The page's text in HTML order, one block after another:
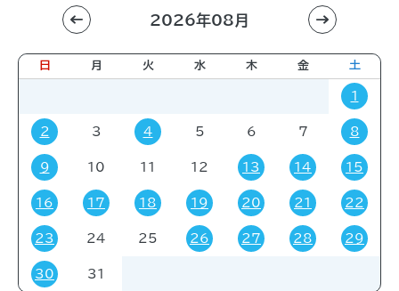
利用目的
すべて 進学相談会 講習会
販売会 展示会 イベント コミック・ゲーム
その他
対象者
すべて
2026年08月
日 月 火 水 木 金 土
1
2 3 4 5 6 7 8
9 10 11 12 13 14 15
16 17 18 19 20 21 22
23 24 25 26 27 28 29
30 31